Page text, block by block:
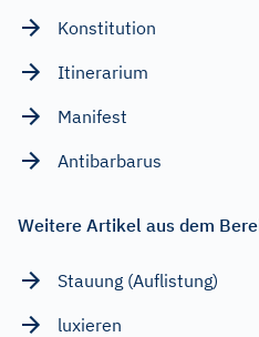
Konstitution
Itinerarium
Manifest
Antibarbarus
Weitere Artikel aus dem
Stauung (Auflistung)
luxieren